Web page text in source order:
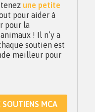
une petite
pour aider à
pour la
! Il n’y a
soutien est
meilleur pour
SOUTIENS MCA